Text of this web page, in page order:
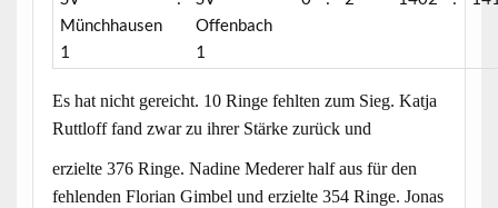
Münchhausen
1
Offenbach
1
Es hat nicht gereicht. 10 Ringe fehlten zum Sieg. Katja
Ruttloff fand zwar zu ihrer Stärke zurück und
erzielte 376 Ringe. Nadine Mederer half aus für den
fehlenden Florian Gimbel und erzielte 354 Ringe. Jonas